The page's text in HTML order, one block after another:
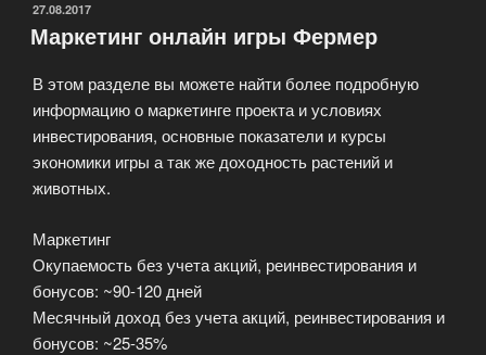
и
сервиса»
ОПУБЛИКОВАНО
27.08.2017
Маркетинг онлайн игры Фермер
В этом разделе вы можете найти более подробную
информацию о маркетинге проекта и условиях
инвестирования, основные показатели и курсы
экономики игры а так же доходность растений и
животных.
Маркетинг
Окупаемость без учета акций, реинвестирования и
бонусов: ~90-120 дней
Месячный доход без учета акций, реинвестирования и
бонусов: ~25-35%